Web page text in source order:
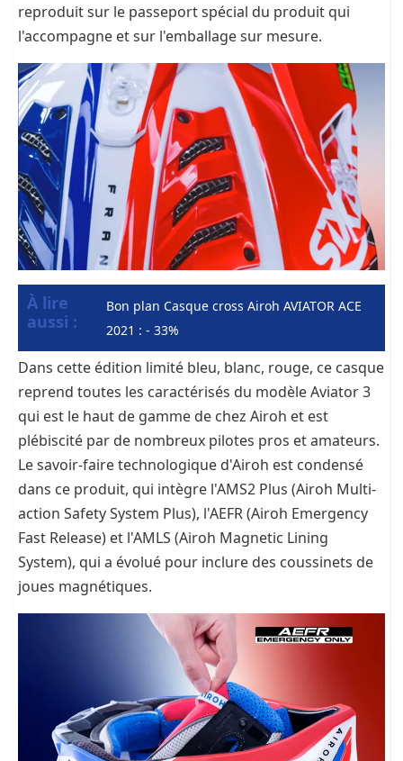
reproduit sur le passeport spécial du produit qui
l'accompagne et sur l'emballage sur mesure.
À lire
aussi :
Bon plan Casque cross Airoh AVIATOR ACE
2021 : - 33%
Dans cette édition limité bleu, blanc, rouge, ce casque
reprend toutes les caractérisés du modèle Aviator 3
qui est le haut de gamme de chez Airoh et est
plébiscité par de nombreux pilotes pros et amateurs.
Le savoir-faire technologique d'Airoh est condensé
dans ce produit, qui intègre l'AMS2 Plus (Airoh Multi-
action Safety System Plus), l'AEFR (Airoh Emergency
Fast Release) et l'AMLS (Airoh Magnetic Lining
System), qui a évolué pour inclure des coussinets de
joues magnétiques.